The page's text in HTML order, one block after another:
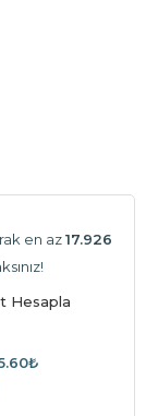
en az17.926
Hesapla